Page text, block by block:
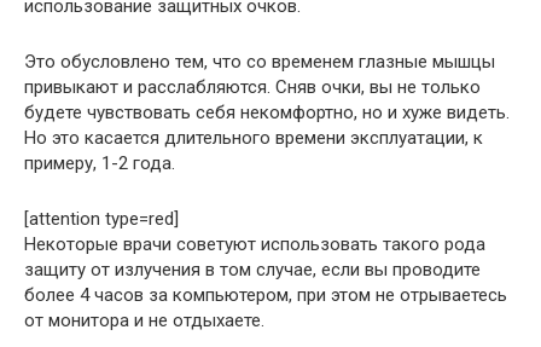
использование защитных очков.
Это обусловлено тем, что со временем глазные мышцы
привыкают и расслабляются. Сняв очки, вы не только
будете чувствовать себя некомфортно, но и хуже видеть.
Но это касается длительного времени эксплуатации, к
примеру, 1-2 года.
[attention type=red]
Некоторые врачи советуют использовать такого рода
защиту от излучения в том случае, если вы проводите
более 4 часов за компьютером, при этом не отрываетесь
от монитора и не отдыхаете.